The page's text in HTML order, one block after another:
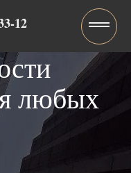
12‬‬
любых